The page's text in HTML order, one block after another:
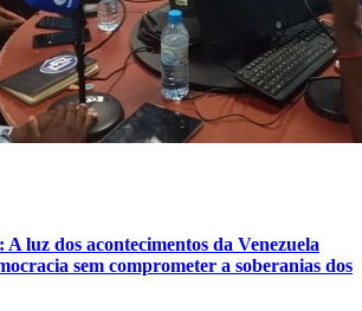
luz dos acontecimentos da Venezuela
sem comprometer a soberanias dos